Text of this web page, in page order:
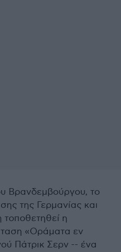
Βρανδεμβούργου, το
της Γερμανίας και
η
«Οράματα εν
Πάτρικ Σερν -- ένα